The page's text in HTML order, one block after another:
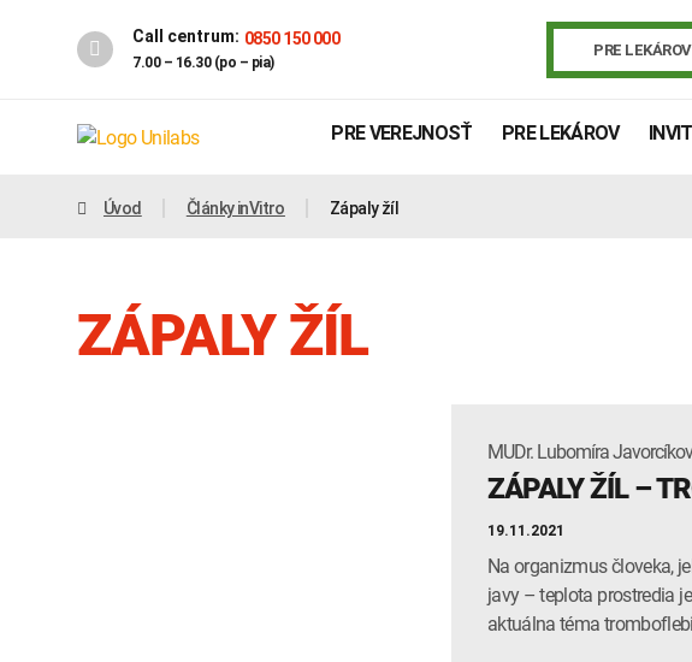
Call centrum: 0850 150 000
7.00 – 16.30 (po – pia)
PRE LEKÁROV
Covid-19 Žiadanky a tlačivá
INTOLERANCIA POTRAVÍN Lymská
PRE VEREJNOSŤ PRE LEKÁROV
Úvod Články inVitro Zápaly žíl
ZÁPALY ŽÍL
MUDr. Lubomíra
ZÁPALY ŽÍL –
19.11.2021
Na organizmus človeka,
javy – teplota prostredia
aktuálna téma